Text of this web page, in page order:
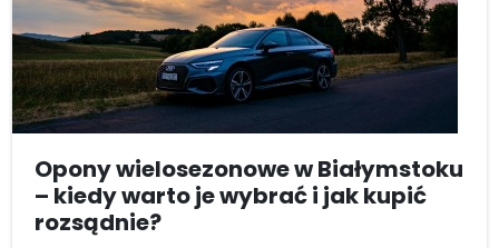
Opony wielosezonowe w Białymstoku
– kiedy warto je wybrać i jak kupić
rozsądnie?